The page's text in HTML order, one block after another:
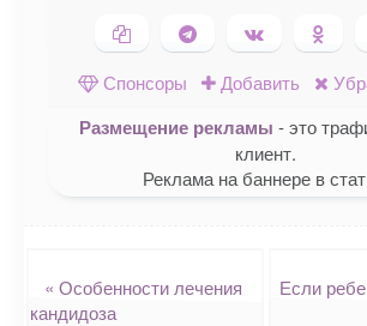
Копировать ссылку
Поделиться в
Спонсоры
Добавить
Размещение рекламы - это
клиент.
Реклама на баннере в
« Особенности лечения
кандидоза
Если